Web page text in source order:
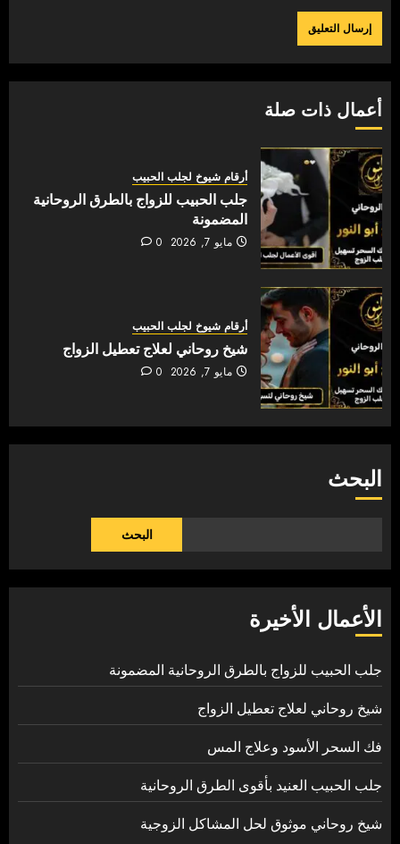
أعمال ذات صلة
أرقام شيوخ لجلب الحبيب
جلب الحبيب للزواج بالطرق الروحانية
المضمونة
مايو 7, 2026 0
أرقام شيوخ لجلب الحبيب
شيخ روحاني لعلاج تعطيل الزواج
مايو 7, 2026 0
البحث
البحث
الأعمال الأخيرة
جلب الحبيب للزواج بالطرق الروحانية المضمونة
شيخ روحاني لعلاج تعطيل الزواج
فك السحر الأسود وعلاج المس
جلب الحبيب العنيد بأقوى الطرق الروحانية
شيخ روحاني موثوق لحل المشاكل الزوجية